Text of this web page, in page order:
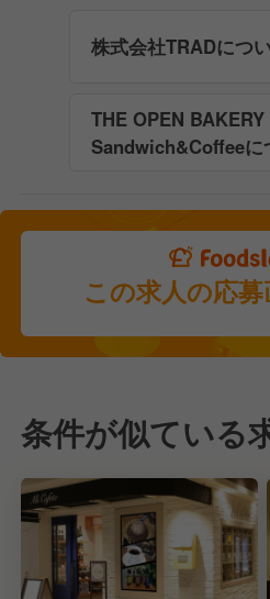
株式会社TRADにつ
THE OPEN BAKERY
Sandwich&Coffeeに
この求人の応
条件が似ている